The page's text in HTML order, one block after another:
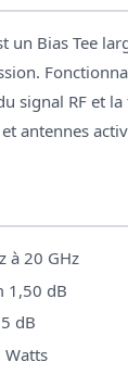
un Bias Tee
signal RF et
antennes
à 20 GHz
1,50 dB
dB
Watts